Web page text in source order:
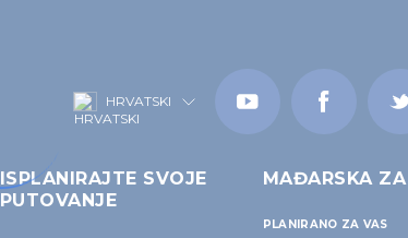
HRVATSKI
ISPLANIRAJTE SVOJE
PUTOVANJE
MAĐARSKA ZA
PLANIRANO ZA VAS